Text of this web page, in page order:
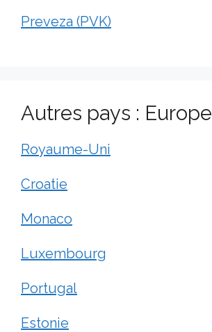
Preveza (PVK)
Autres pays : Europe
Royaume-Uni
Croatie
Monaco
Luxembourg
Portugal
Estonie